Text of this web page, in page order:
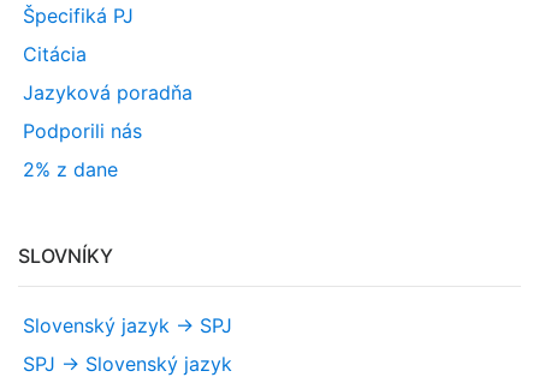
Špecifiká PJ
Citácia
Jazyková poradňa
Podporili nás
2% z dane
SLOVNÍKY
Slovenský jazyk -> SPJ
SPJ -> Slovenský jazyk